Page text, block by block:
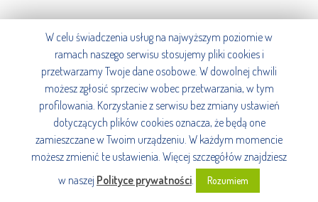
W celu świadczenia usług na najwyższym poziomie w
ramach naszego serwisu stosujemy pliki cookies i
przetwarzamy Twoje dane osobowe. W dowolnej chwili
możesz zgłosić sprzeciw wobec przetwarzania, w tym
profilowania. Korzystanie z serwisu bez zmiany ustawień
dotyczących plików cookies oznacza, że będą one
zamieszczane w Twoim urządzeniu. W każdym momencie
możesz zmienić te ustawienia. Więcej szczegółów znajdziesz
w naszej Polityce prywatności. Rozumiem